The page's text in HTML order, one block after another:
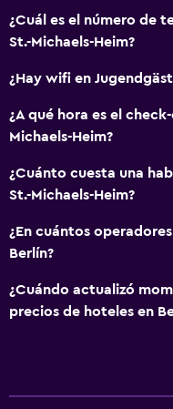
¿Cuál es el número de
St.-Michaels-Heim?
¿Hay wifi en
¿A qué hora es el
Michaels-Heim?
¿Cuánto cuesta una
St.-Michaels-Heim?
¿En cuántos
Berlín?
¿Cuándo actualizó
precios de hoteles en